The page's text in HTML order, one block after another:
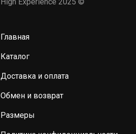
Главная
Каталог
Доставка и оплата
Обмен и возврат
Размеры